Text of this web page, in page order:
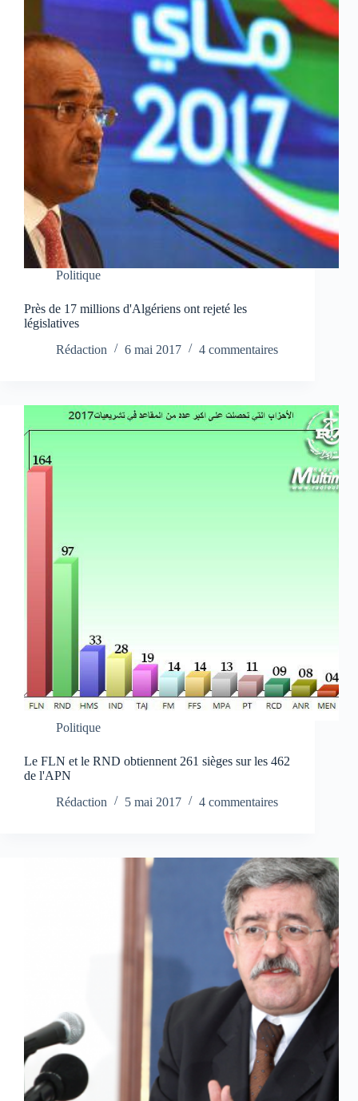
Politique
Près de 17 millions d'Algériens ont rejeté les
législatives
Rédaction
6 mai 2017 4 commentaires
Politique
Le FLN et le RND obtiennent 261 sièges sur les 462
de l'APN
Rédaction
5 mai 2017 4 commentaires